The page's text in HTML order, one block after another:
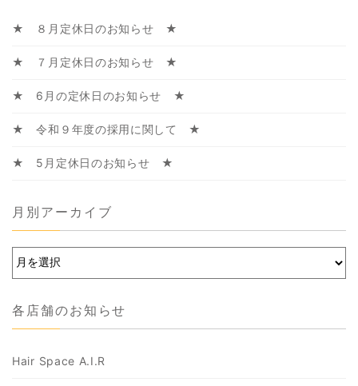
★ ８月定休日のお知らせ ★
★ ７月定休日のお知らせ ★
★ 6月の定休日のお知らせ ★
★ 令和９年度の採用に関して ★
★ 5月定休日のお知らせ ★
月別アーカイブ
各店舗のお知らせ
Hair Space A.I.R